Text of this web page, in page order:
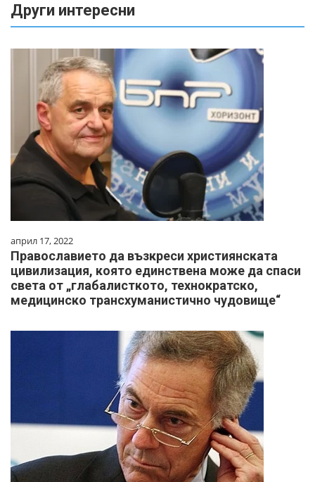
Други интересни
април 17, 2022
Православието да възкреси християнската
цивилизация, която единствена може да спаси
света от „глабалисткото, технократско,
медицинско трансхуманистично чудовище“